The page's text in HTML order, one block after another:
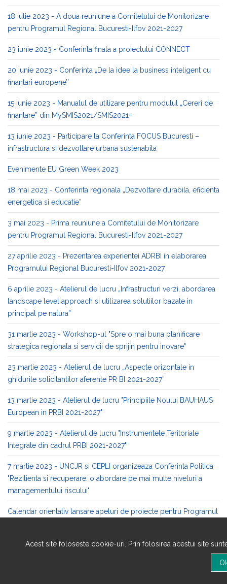
18 iulie 2023 - A doua reuniune a Comitetului de Monitorizare
pentru Programul Regional Bucuresti-Ilfov 2021-2027
23 iunie 2023 - Conferinta finala a proiectului CONNECT
20 iunie 2023 - Conferinta „De la idee la business inteligent cu
finantari europene’’
15 iunie 2023 - Manualul de utilizare pentru modulul „Cereri de
finantare” din MySMIS2021/SMIS2021+
13 iunie 2023 - Participare la Conferinta FOCUS Bucuresti –
infrastructura si dezvoltare urbana sustenabila
Evenimente EU Green Week 2023
18 mai 2023 - Conferinta regionala „Dezvoltare durabila, eficienta
energetica si educatie”
3 mai 2023 - Prima reuniune a Comitetului de Monitorizare
pentru Programul Regional Bucuresti-Ilfov 2021-2027
27 aprilie 2023 - Prezentarea experientei ADRBI in elaborarea
Programului Regional Bucuresti-Ilfov 2021-2027
6 aprilie 2023 - Atelierul de lucru „Infrastructuri verzi, abordarea
landscape level approach si utilizarea solutiilor bazate in
principal pe natura”
31 martie 2023 - Workshop-ul "Spre o mai buna planificare
strategica regionala si servicii de sprijin pentru inovare"
23 martie 2023 - Atelierul de lucru „Aspecte orizontale in
ghidurile solicitantilor aferente PR BI 2021-2027”
13 martie 2023 - Atelierul de lucru "Principiile Noului BAUHAUS
European in PRBI 2021-2027"
9 martie 2023 - Atelierul de lucru "Instrumentele Teritoriale
Integrate din cadrul PRBI 2021-2027"
7 martie 2023 - UNCJR si CEPLI organizeaza Conferinta Politica
"Rezilienta si recuperare: o abordare pe mai multe niveluri a
managementului riscului"
Calendar orientativ lansare apeluri de proiecte pentru Programul
Decizie privind stabilirea Comitetului de Monitorizare a
Acest site foloseste cookie-uri. Prin folosirea acestui site